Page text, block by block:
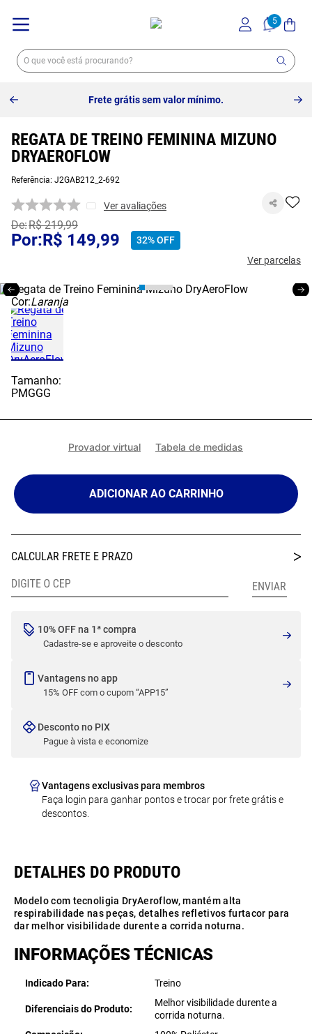
Frete grátis sem valor mínimo.
REGATA DE TREINO FEMININA MIZUNO
DRYAEROFLOW
Referência: J2GAB212_2-692
Ver avaliações
R$ 219,99
R$ 149,99 32%OFF
Ver parcelas
Cor:Laranja
Tamanho:
PMGGG
Provador virtual Tabela de medidas
ADICIONAR AO CARRINHO
10% OFF na 1ª compra
Cadastre-se e aproveite o desconto
Vantagens no app
15% OFF com o cupom “APP15”
Desconto no PIX
Pague à vista e economize
Vantagens exclusivas para membros
Faça login para ganhar pontos e trocar por frete grátis e
descontos.
Modelo com tecnoligia DryAeroflow, mantém alta
respirabilidade nas peças, detalhes refletivos furtacor para
dar melhor visibilidade durente a corrida noturna.
INFORMAÇÕES TÉCNICAS
Indicado Para Treino
Diferenciais do Produto
Melhor visibilidade durente a
corrida noturna.